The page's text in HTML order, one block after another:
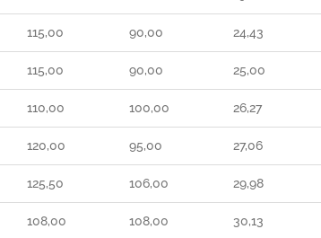
115,00 90,00 24,43
115,00 90,00 25,00
110,00 100,00 26,27
120,00 95,00 27,06
125,50 106,00 29,98
108,00 108,00 30,13